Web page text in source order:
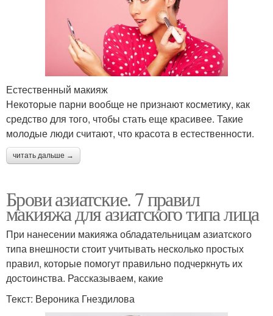
техника макияжа глаз как сделать макияж глаз
восточный макияж глаз
правильный макияж
глаз
макияж глаз нависшее
веко
темный макияж глаз
макияж глаз поэтапно
Естественный макияж
Некоторые парни вообще не признают косметику, как
средство для того, чтобы стать еще красивее. Такие
молодые люди считают, что красота в естественности.
читать дальше →
Брови азиатские. 7 правил
макияжа для азиатского типа лица
При нанесении макияжа обладательницам азиатского
типа внешности стоит учитывать несколько простых
правил, которые помогут правильно подчеркнуть их
достоинства. Рассказываем, какие
Текст: Вероника Гнездилова